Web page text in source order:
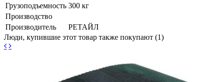
Грузоподъемность 300 кг
Производство
Производитель
РЕТАЙЛ
Люди, купившие этот товар также покупают (1)